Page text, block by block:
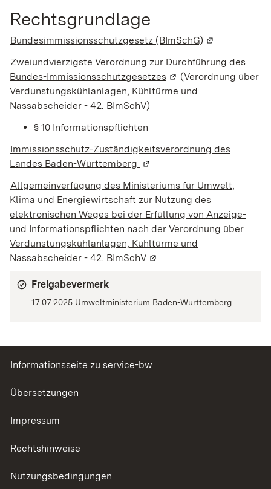
Rechtsgrundlage
Bundesimmissionsschutzgesetz (BImSchG) (Wird in
Zweiundvierzigste Verordnung zur Durchführung des
Bundes-Immissionsschutzgesetzes (Wird in einem neuen
(Verordnung über
Verdunstungskühlanlagen, Kühltürme und
Nassabscheider - 42. BImSchV)
§ 10 Informationspflichten
Immissionsschutz-Zuständigkeitsverordnung des
Landes Baden-Württemberg (Wird in einem neuen
Allgemeinverfügung des Ministeriums für Umwelt,
Klima und Energiewirtschaft zur Nutzung des
elektronischen Weges bei der Erfüllung von Anzeige-
und Informationspflichten nach der Verordnung über
Verdunstungskühlanlagen, Kühltürme und
Nassabscheider - 42. BImSchV (Wird in einem neuen
Freigabevermerk
17.07.2025 Umweltministerium Baden-Württemberg
Informationsseite zu service-bw
Übersetzungen
Impressum
Rechtshinweise
Nutzungsbedingungen